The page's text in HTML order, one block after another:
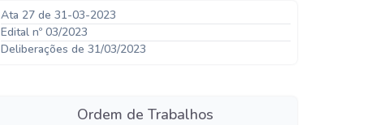
Ata 27 de 31-03-2023
Edital nº 03/2023
Deliberações de 31/03/2023
Ordem de Trabalhos